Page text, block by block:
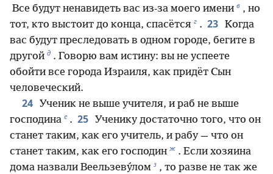
Все будут ненавидеть вас из-за моего имени в , но
тот, кто выстоит до конца, спасётся г . 23 Когда
вас будут преследовать в одном городе, бегите в
другой д . Говорю вам истину: вы не успеете
обойти все города Израиля, как придёт Сын
человеческий.
24 Ученик не выше учителя, и раб не выше
господина е . 25 Ученику достаточно того, что он
станет таким, как его учитель, и рабу — что он
станет таким, как его господин ж . Если хозяина
дома назвали Веельзеву́лом з , то разве не так же